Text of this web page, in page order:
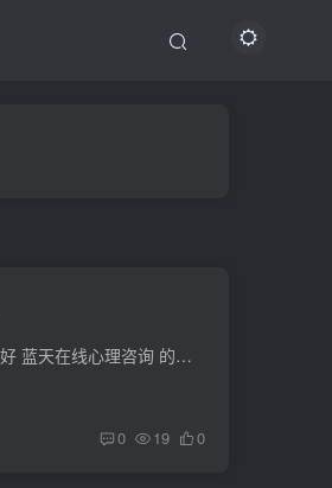
青岛心里咨询医生那里最好 蓝天在线心理咨询 的面询地点也在青岛,详细介绍网上有。青岛盈信咨询有限责任公司 青岛盈信咨询有限责任公司。企业类型：有限责任公司，注册资金：壹佰伍拾万圆整。青...
0 19 0